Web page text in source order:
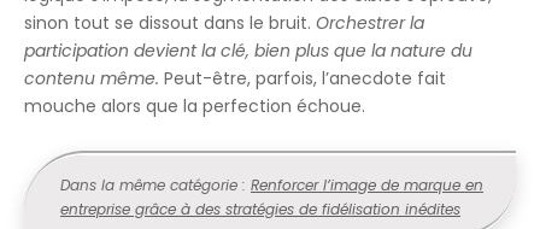
sinon tout se dissout dans le bruit. Orchestrer la
participation devient la clé, bien plus que la nature du
contenu même. Peut-être, parfois, l’anecdote fait
mouche alors que la perfection échoue.
Dans la même catégorie : Renforcer l’image de marque en
entreprise grâce à des stratégies de fidélisation inédites